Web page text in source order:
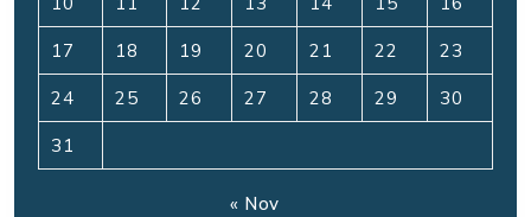
17 18 19 20 21 22 23
24 25 26 27 28 29 30
31
« Nov